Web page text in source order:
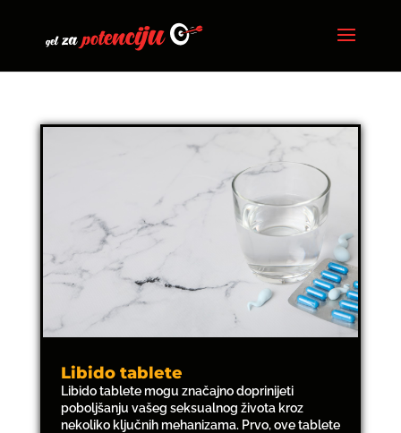
Libido tablete
Libido tablete mogu značajno doprinijeti
poboljšanju vašeg seksualnog života kroz
nekoliko ključnih mehanizama. Prvo, ove tablete